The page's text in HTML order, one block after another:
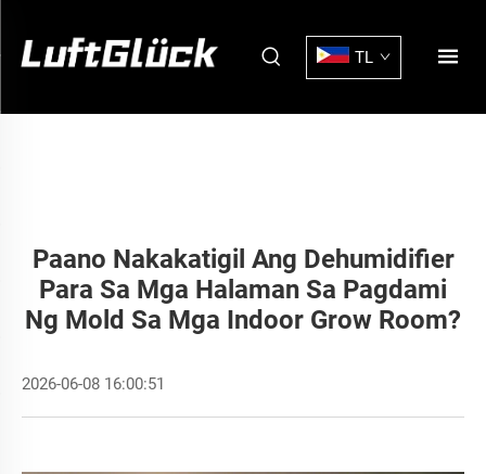
TL
Paano Nakakatigil Ang Dehumidifier
Para Sa Mga Halaman Sa Pagdami
Ng Mold Sa Mga Indoor Grow Room?
2026-06-08 16:00:51